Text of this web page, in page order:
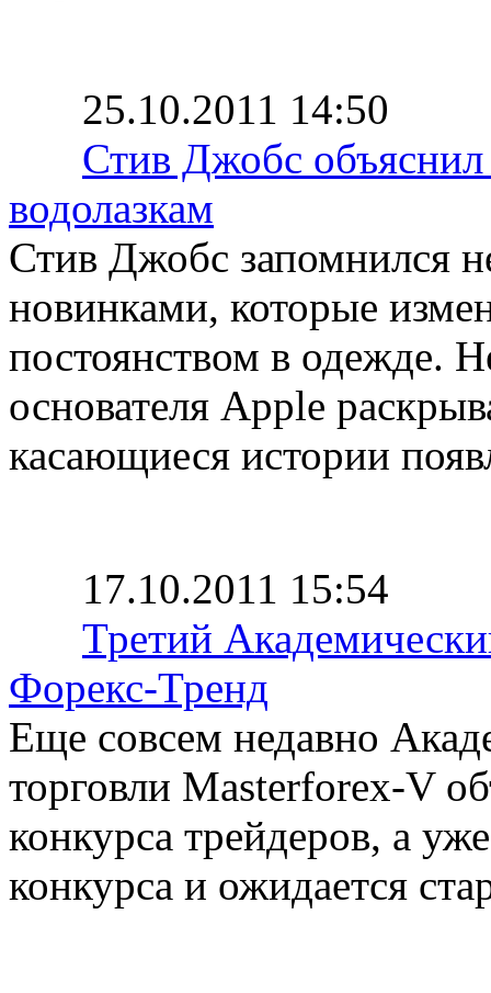
25.10.2011 14:50
Стив Джобс
водолазкам
Стив Джобс запомнился
новинками, которые
постоянством в одежде.
основателя Apple
касающиеся истории
17.10.2011 15:54
Третий
Форекс-Тренд
Еще совсем недавно
торговли Masterforex-V
конкурса трейдеров, а
конкурса и ожидается